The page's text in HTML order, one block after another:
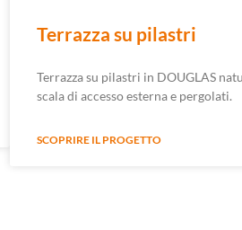
Terrazza su pilastri
Terrazza su pilastri in DOUGLAS
scala di accesso esterna e pergolati.
SCOPRIRE IL PROGETTO